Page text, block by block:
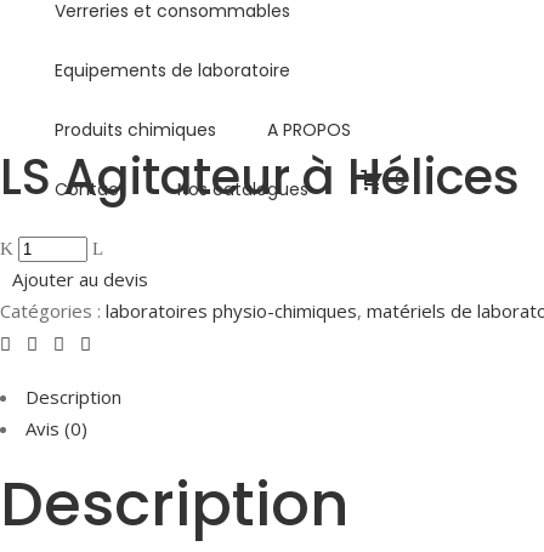
Lundi - Vendredi : 8:00AM - 5:00PM
Verreries et consommables
Equipements de laboratoire
Produits chimiques A PROPOS
Contact Nos catalogues 0
LS Agitateur à Hélices
Ajouter au devis
Catégories : laboratoires physio-chimiques, matériels de
Description
Avis (0)
Description